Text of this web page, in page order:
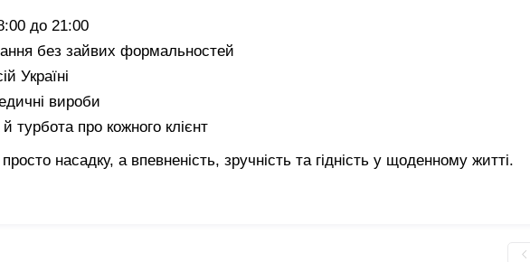
до 21:00
без зайвих формальностей
Україні
вироби
турбота про кожного клієнт
насадку, а впевненість, зручність та гідність у щоденному житті.